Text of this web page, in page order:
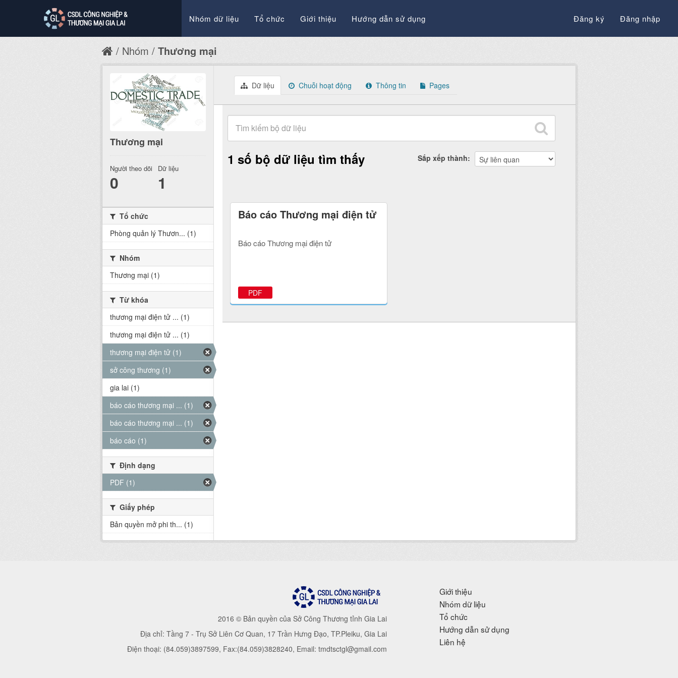
Nhóm dữ liệu Tổ chức Giới thiệu Hướng dẫn sử dụng Đăng ký Đăng nhập
Nhóm Thương mại
Dữ liệu Chuỗi hoạt động Thông tin Pages
Sắp xếp thành
1 số bộ dữ liệu tìm thấy
Báo cáo Thương mại điện tử
Báo cáo Thương mại điện tử
PDF
Thương mại
Người theo dõi
0
Dữ liệu
1
Tổ chức
Phòng quản lý Thươn... (1)
Nhóm
Thương mại (1)
Từ khóa
thương mại điện tử ... (1)
thương mại điện tử ... (1)
thương mại điện tử (1)
sở công thương (1)
gia lai (1)
báo cáo thương mại ... (1)
báo cáo thương mại ... (1)
báo cáo (1)
Định dạng
PDF (1)
Giấy phép
Bản quyền mở phi th... (1)
2016 © Bản quyền của Sở Công Thương tỉnh Gia Lai
Địa chỉ: Tầng 7 - Trụ Sở Liên Cơ Quan, 17 Trần Hưng Đạo, TP.Pleiku, Gia Lai
Điện thoại: (84.059)3897599, Fax:(84.059)3828240, Email: tmdtsctgl@gmail.com
Giới thiệu
Nhóm dữ liệu
Tổ chức
Hướng dẫn sử dụng
Liên hệ